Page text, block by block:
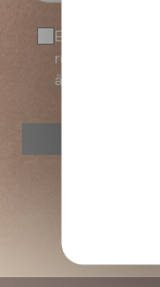
En vous
recevoir notre
âgé d’au
champ
vide.